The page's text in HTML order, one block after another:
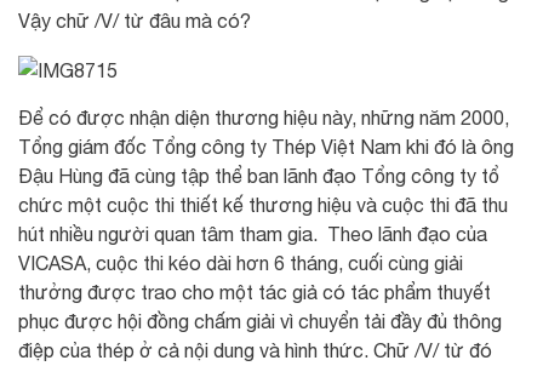
Vậy chữ /V/ từ đâu mà có?
Để có được nhận diện thương hiệu này, những năm 2000,
Tổng giám đốc Tổng công ty Thép Việt Nam khi đó là ông
Đậu Hùng đã cùng tập thể ban lãnh đạo Tổng công ty tổ
chức một cuộc thi thiết kế thương hiệu và cuộc thi đã thu
hút nhiều người quan tâm tham gia. Theo lãnh đạo của
VICASA, cuộc thi kéo dài hơn 6 tháng, cuối cùng giải
thưởng được trao cho một tác giả có tác phẩm thuyết
phục được hội đồng chấm giải vì chuyển tải đầy đủ thông
điệp của thép ở cả nội dung và hình thức. Chữ /V/ từ đó